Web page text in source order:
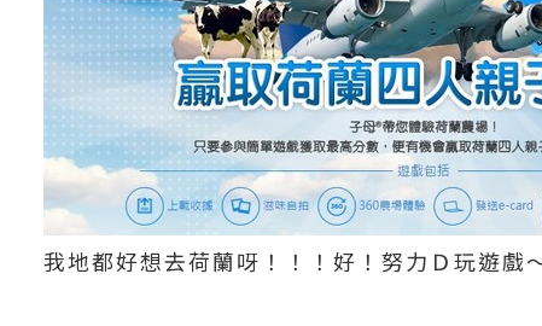
我地都好想去荷蘭呀！！！好！努力Ｄ玩遊戲